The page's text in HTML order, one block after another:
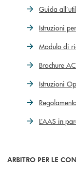
Guida
Istruzioni
Modulo di
Brochure
Istruzioni
L’AAS in
ARBITRO PER LE